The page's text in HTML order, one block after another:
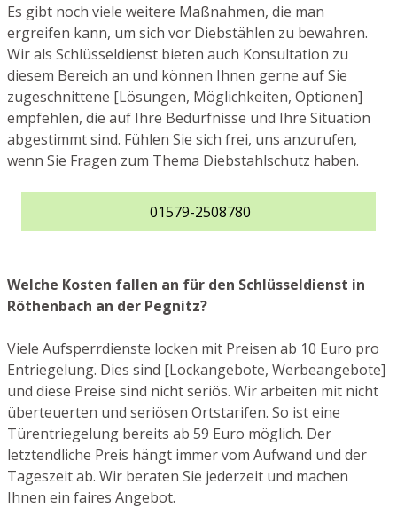
Es gibt noch viele weitere Maßnahmen, die man
ergreifen kann, um sich vor Diebstählen zu bewahren.
Wir als Schlüsseldienst bieten auch Konsultation zu
diesem Bereich an und können Ihnen gerne auf Sie
zugeschnittene [Lösungen, Möglichkeiten, Optionen]
empfehlen, die auf Ihre Bedürfnisse und Ihre Situation
abgestimmt sind. Fühlen Sie sich frei, uns anzurufen,
wenn Sie Fragen zum Thema Diebstahlschutz haben.
01579-2508780
Welche Kosten fallen an für den Schlüsseldienst in
Röthenbach an der Pegnitz?
Viele Aufsperrdienste locken mit Preisen ab 10 Euro pro
Entriegelung. Dies sind [Lockangebote, Werbeangebote]
und diese Preise sind nicht seriös. Wir arbeiten mit nicht
überteuerten und seriösen Ortstarifen. So ist eine
Türentriegelung bereits ab 59 Euro möglich. Der
letztendliche Preis hängt immer vom Aufwand und der
Tageszeit ab. Wir beraten Sie jederzeit und machen
Ihnen ein faires Angebot.